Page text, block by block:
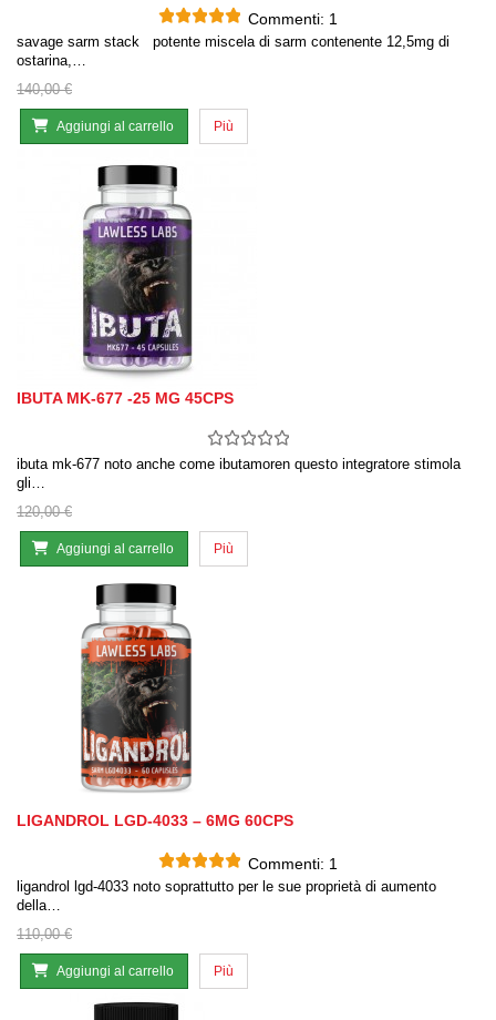
Commenti: 1
savage sarm stack potente miscela di sarm contenente 12,5mg di
ostarina,…
140,00 €
Aggiungi al carrello Più
IBUTA MK-677 -25 MG 45CPS
ibuta mk-677 noto anche come ibutamoren questo integratore stimola
gli…
120,00 €
Aggiungi al carrello Più
LIGANDROL LGD-4033 – 6MG 60CPS
Commenti: 1
ligandrol lgd-4033 noto soprattutto per le sue proprietà di aumento
della…
110,00 €
Aggiungi al carrello Più